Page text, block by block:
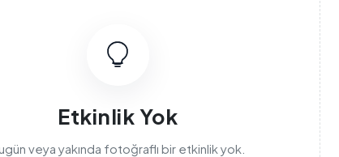
Etkinlik Yok
veya yakında fotoğraflı bir etkinlik yok.